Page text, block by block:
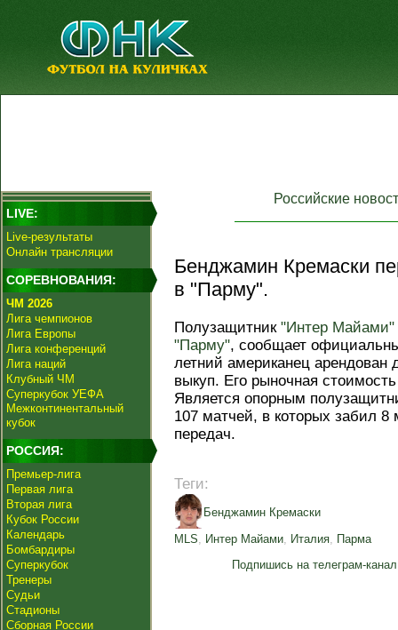
LIVE:
Live-результаты
Онлайн трансляции
СОРЕВНОВАНИЯ:
ЧМ 2026
Лига чемпионов
Лига Европы
Лига конференций
Лига наций
Клубный ЧМ
Суперкубок УЕФА
Межконтинентальный
кубок
РОССИЯ:
Премьер-лига
Первая лига
Вторая лига
Кубок России
Календарь
Бомбардиры
Суперкубок
Тренеры
Судьи
Стадионы
Сборная России
Российские
Бенджамин Кремаски
в "Парму".
Полузащитник "Интер Майами"
"Парму", сообщает
летний американец арендован
выкуп. Его рыночная
Является опорным
107 матчей, в которых забил
передач.
Теги:
Бенджамин Кремаски
MLS, Интер Майами, Италия, Парма
Подпишись на телеграм-